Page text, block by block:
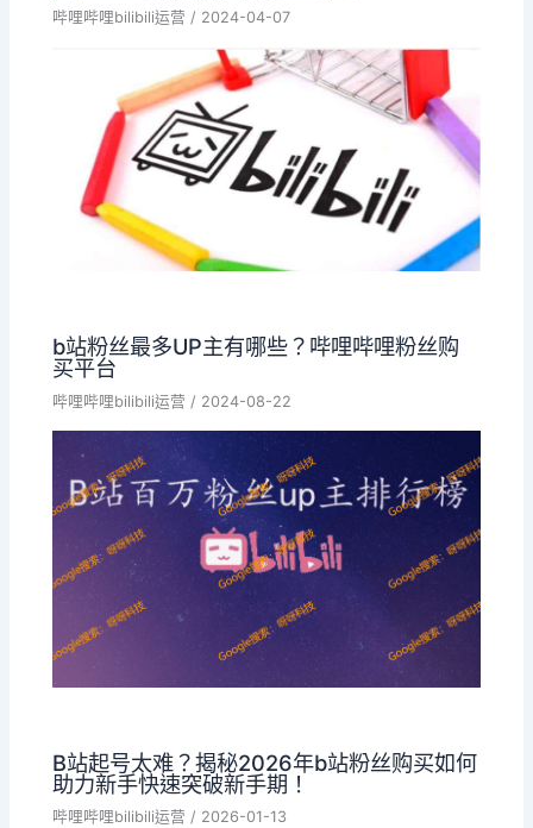
哔哩哔哩bilibili运营 / 2024-04-07
b站粉丝最多UP主有哪些？哔哩哔哩粉丝购
买平台
哔哩哔哩bilibili运营 / 2024-08-22
B站起号太难？揭秘2026年b站粉丝购买如何
助力新手快速突破新手期！
哔哩哔哩bilibili运营 / 2026-01-13